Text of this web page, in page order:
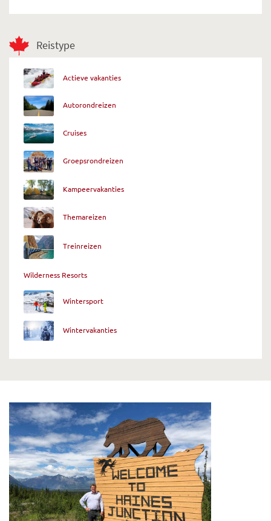
Reistype
Actieve vakanties
Autorondreizen
Cruises
Groepsrondreizen
Kampeervakanties
Themareizen
Treinreizen
Wilderness Resorts
Wintersport
Wintervakanties